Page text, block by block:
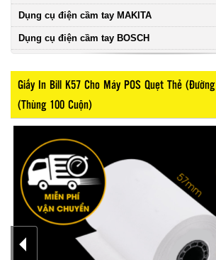
Dụng cụ điện cầm tay MAKITA
Dụng cụ điện cầm tay BOSCH
Giấy In Bill K57 Cho Máy POS Quẹt Thẻ
(Thùng 100 Cuộn)